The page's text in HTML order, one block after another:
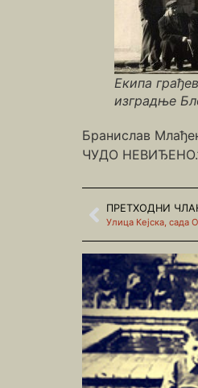
Екипа
изградње
Бранислав
ЧУДО
ПРЕТХОДНИ
Улица Кејска, сада